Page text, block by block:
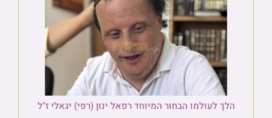
הלך לעולמו הבחור המיוחד רפאל ינון (רפי) יגאלי ז"ל